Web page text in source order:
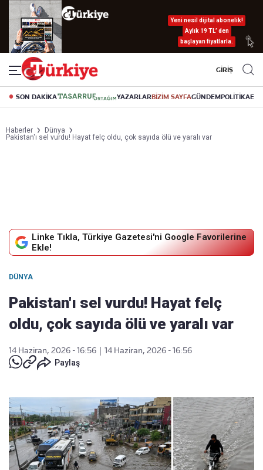
Yeni nesil dijital abonelik!
Aylık 19 TL’ den
başlayan fiyatlarla.
GİRİŞ
SON DAKİKA YAZARLARBİZİM SAYFAGÜNDEMPOLİTİKA
Haberler
Dünya
Pakistan'ı sel vurdu! Hayat felç oldu, çok sayıda ölü ve yaralı var
Linke Tıkla, Türkiye Gazetesi'ni Google Favorilerine
Ekle!
DÜNYA
Pakistan'ı sel vurdu! Hayat felç
oldu, çok sayıda ölü ve yaralı var
14 Haziran, 2026 - 16:56
14 Haziran, 2026 - 16:56
Paylaş